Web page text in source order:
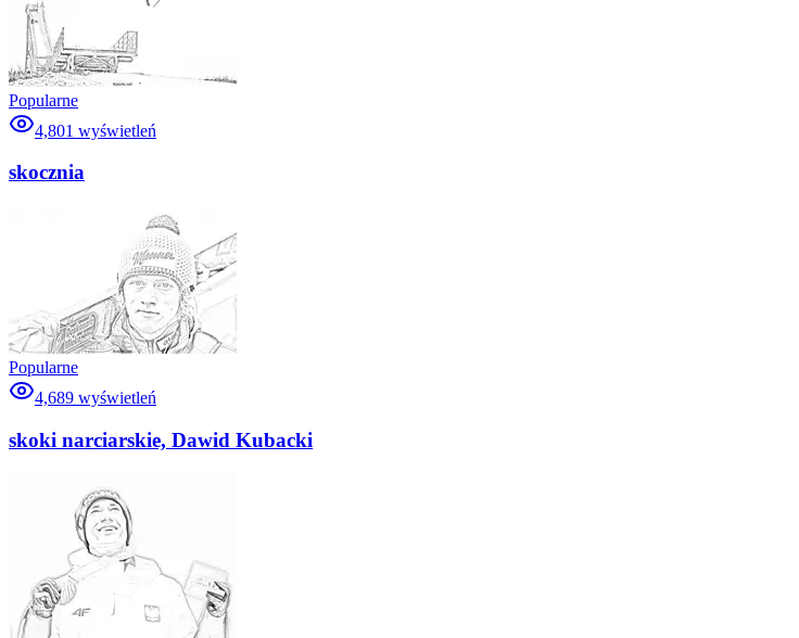
Popularne
4,801 wyświetleń
skocznia
Popularne
4,689 wyświetleń
skoki narciarskie, Dawid Kubacki